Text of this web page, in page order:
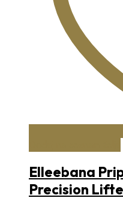
Elleebana
Precision